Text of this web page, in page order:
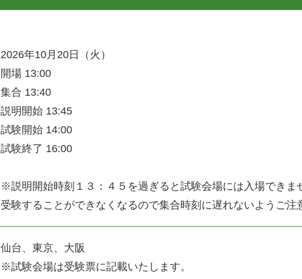
2026年10月20日（火）
開場 13:00
集合 13:40
説明開始 13:45
試験開始 14:00
試験終了 16:00
※説明開始時刻１３：４５を過ぎると試験会場には入場できま
受験することができなくなるので集合時刻に遅れないようご注
仙台、東京、大阪
※試験会場は受験票に記載いたします。